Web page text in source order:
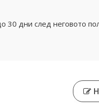
дни след неговото